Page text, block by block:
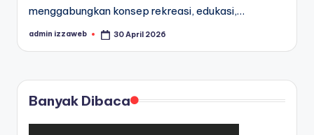
menggabungkan konsep rekreasi, edukasi,…
Posted
admin izzaweb 30 April 2026
Banyak Dibaca